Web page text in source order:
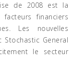
de 2008 est la
financiers
Les nouvelles
Stochastic General
le secteur